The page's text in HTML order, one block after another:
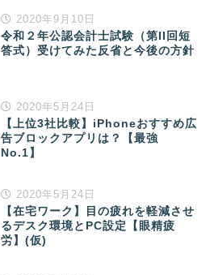
2020年9月10日
令和２年公認会計士試験（第II回短
答式）受けてみた反省と今後の方針
2020年5月24日
【上位3社比較】iPhoneおすすめ広
告ブロックアプリは？【最強
No.1】
2020年5月24日
【在宅ワーク】目の疲れを軽減させ
るデスク環境とPC設定【眼精疲
労】(仮)